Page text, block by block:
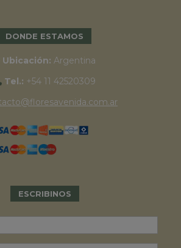
DONDE ESTAMOS
Ubicación: Argentina
Tel.: +54 11 42520309
ESCRIBINOS